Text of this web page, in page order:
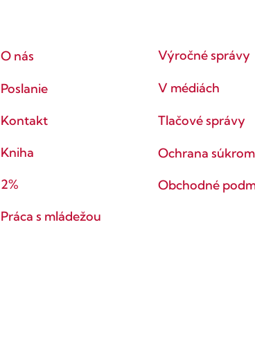
O nás
Poslanie
Kontakt
Kniha
2%
Práca s mládežou
Výročné správy
V médiách
Tlačové správy
Ochrana
Obchodné